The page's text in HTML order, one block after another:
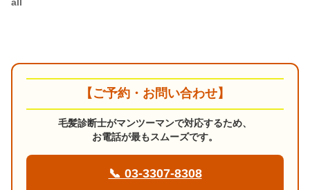
【ご予約・お問い合わせ】
毛髪診断士がマンツーマンで対応するため、
お電話が最もスムーズです。
📞 03-3307-8308